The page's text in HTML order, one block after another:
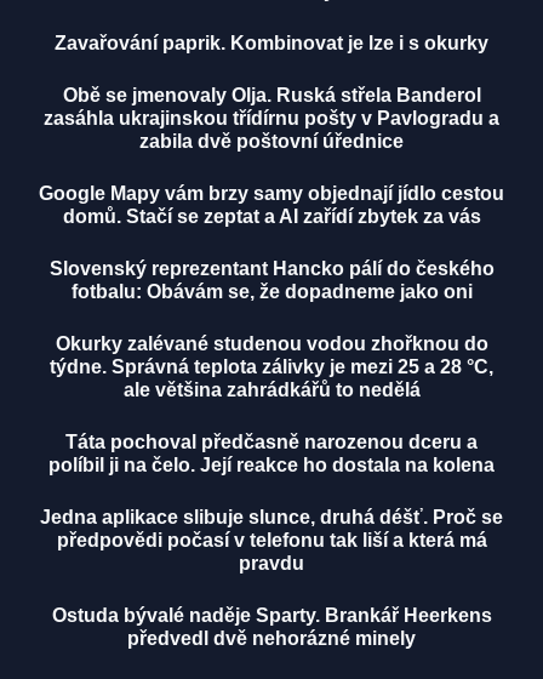
Zavařování paprik. Kombinovat je lze i s okurky
Obě se jmenovaly Olja. Ruská střela Banderol
zasáhla ukrajinskou třídírnu pošty v Pavlogradu a
zabila dvě poštovní úřednice
Google Mapy vám brzy samy objednají jídlo cestou
domů. Stačí se zeptat a AI zařídí zbytek za vás
Slovenský reprezentant Hancko pálí do českého
fotbalu: Obávám se, že dopadneme jako oni
Okurky zalévané studenou vodou zhořknou do
týdne. Správná teplota zálivky je mezi 25 a 28 °C,
ale většina zahrádkářů to nedělá
Táta pochoval předčasně narozenou dceru a
políbil ji na čelo. Její reakce ho dostala na kolena
Jedna aplikace slibuje slunce, druhá déšť. Proč se
předpovědi počasí v telefonu tak liší a která má
pravdu
Ostuda bývalé naděje Sparty. Brankář Heerkens
předvedl dvě nehorázné minely